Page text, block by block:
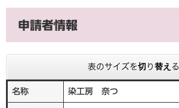
申請者情報
表のサイズを切り替える
名称 染工房 奈つ